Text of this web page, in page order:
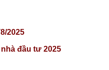
2025
đầu tư 2025